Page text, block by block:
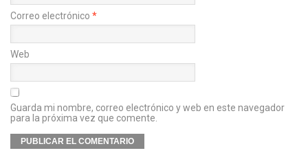
Correo electrónico *
Web
Guarda mi nombre, correo electrónico y web en este navegador
para la próxima vez que comente.